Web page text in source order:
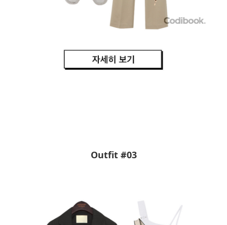
Outfit #03